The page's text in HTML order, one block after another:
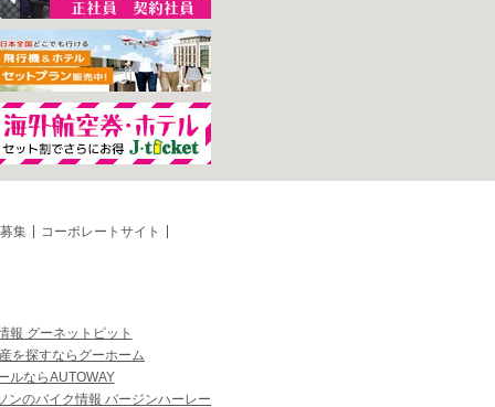
集 コーポレートサイト
報 グーネットピット
を探すならグーホーム
ルならAUTOWAY
ンのバイク情報 バージンハーレー